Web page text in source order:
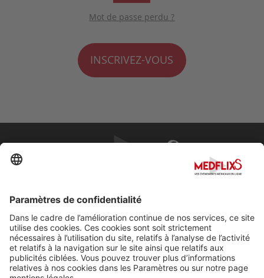
Mot de passe perdu ?
INSCRIVEZ-VOUS
À propos de MedflixS®
Aide
Contact
Mentions légales